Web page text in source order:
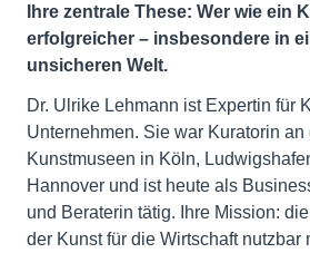
Ihre zentrale These: Wer wie ein
erfolgreicher – insbesondere in
unsicheren Welt.
Dr. Ulrike Lehmann ist Expertin für
Unternehmen. Sie war Kuratorin an
Kunstmuseen in Köln,
Hannover und ist heute als
und Beraterin tätig. Ihre Mission:
der Kunst für die Wirtschaft nutzbar